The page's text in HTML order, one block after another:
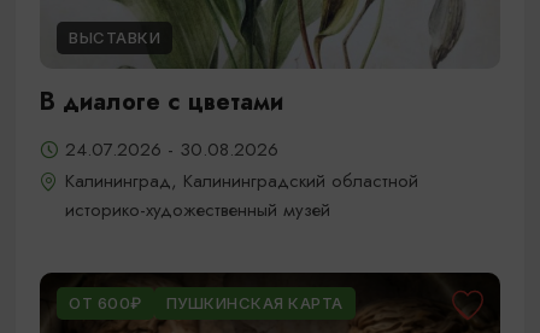
ВЫСТАВКИ
В диалоге с цветами
24.07.2026 - 30.08.2026
Калининград, Калининградский областной
историко-художественный музей
ОТ 600₽ ПУШКИНСКАЯ КАРТА